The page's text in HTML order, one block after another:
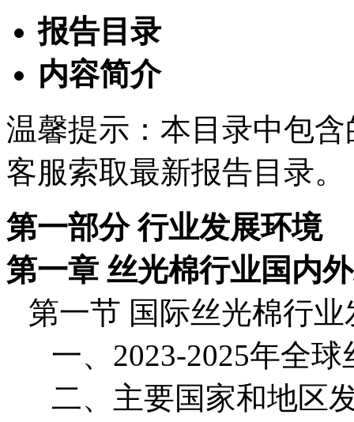
报告目录
内容简介
温馨提示：本目录中包
客服索取最新报告目录。
第一部分 行业发展环境
第一章 丝光棉行业国内
第一节 国际丝光棉行
一、2023-2025年全
二、主要国家和地区